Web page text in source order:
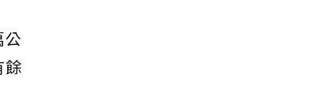
餘